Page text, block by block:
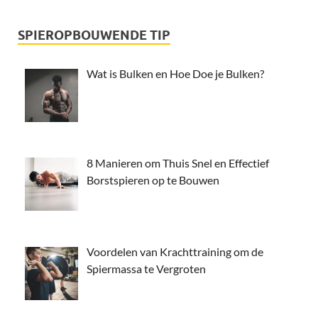
SPIEROPBOUWENDE TIP
Wat is Bulken en Hoe Doe je Bulken?
8 Manieren om Thuis Snel en Effectief
Borstspieren op te Bouwen
Voordelen van Krachttraining om de
Spiermassa te Vergroten